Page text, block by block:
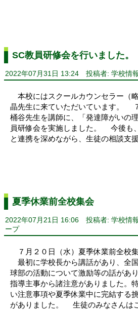
SC教員研修会を行いました。
2022年07月31日 13:24 投稿者: 学校情
本校にはスクールカウンセラー（
晶先生に来ていただいています。
桶谷先生を講師に、「発達障がいの
員研修会を実施しました。 今後も
と連携を深めながら、生徒の相談支
夏季休業前全校集会
2022年07月21日 16:06 投稿者: 学校情
ープ
７月２０日（水）夏季休業前全校集
最初に学校長から講話があり、全
球部の活動について激励等の話が
指導主事から諸注意がありました。
い注意事項や夏季休業中に完結する
がありました。 生徒のみなさんは